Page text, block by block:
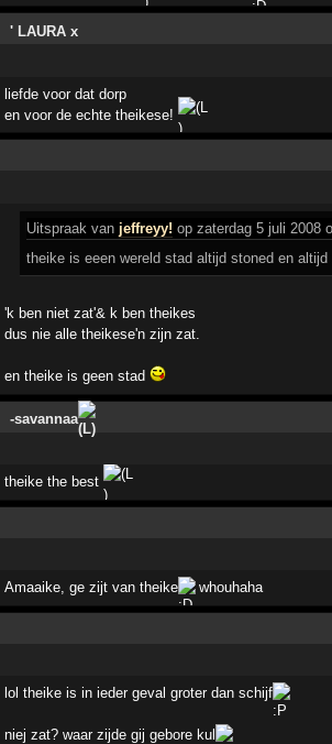
' LAURA x
liefde voor dat dorp
en voor de echte theikese!
Uitspraak van jeffreyy! op zaterdag 5 juli 2008
theike is eeen wereld stad altijd stoned en altijd
'k ben niet zat'& k ben theikes
dus nie alle theikese'n zijn zat.
en theike is geen stad
-savannaa
theike the best
Amaaike, ge zijt van theike whouhaha
lol theike is in ieder geval groter dan schijf
niej zat? waar zijde gij gebore kul